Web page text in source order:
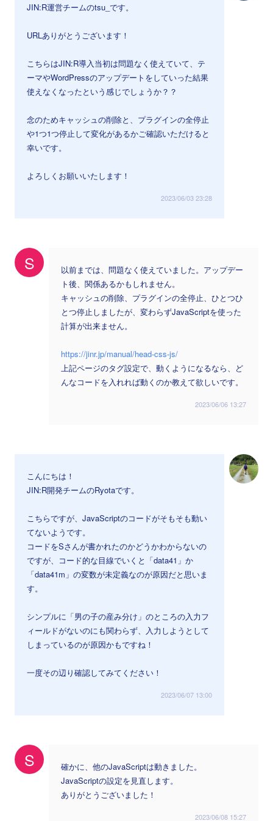
JIN:R運営チームのtsu_です。
URLありがとうございます！
こちらはJIN:R導入当初は問題なく使えていて、テ
ーマやWordPressのアップデートをしていった結果
使えなくなったという感じでしょうか？？
念のためキャッシュの削除と、プラグインの全停止
や1つ1つ停止して変化があるかご確認いただけると
幸いです。
よろしくお願いいたします！
2023/06/03 23:28
S
以前までは、問題なく使えていました。アップデー
ト後、関係あるかもしれません。
キャッシュの削除、プラグインの全停止、ひとつひ
とつ停止しましたが、変わらずJavaScriptを使った
計算が出来ません。
https://jinr.jp/manual/head-css-js/
上記ページのタグ設定で、動くようになるなら、ど
んなコードを入れれば動くのか教えて欲しいです。
2023/06/06 13:27
こんにちは！
JIN:R開発チームのRyotaです。
こちらですが、JavaScriptのコードがそもそも動い
てないようです。
コードをSさんが書かれたのかどうかわからないの
ですが、コード的な目線でいくと「data41」か
「data41m」の変数が未定義なのが原因だと思いま
す。
シンプルに「男の子の産み分け」のところの入力フ
ィールドがないのにも関わらず、入力しようとして
しまっているのが原因かもですね！
一度その辺り確認してみてください！
2023/06/07 13:00
S
確かに、他のJavaScriptは動きました。
JavaScriptの設定を見直します。
ありがとうございました！
2023/06/08 15:27